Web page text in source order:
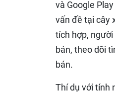
và Google
vấn đề tại cây
tích hợp,
bán, theo dõi
bán.
Thí dụ với tính